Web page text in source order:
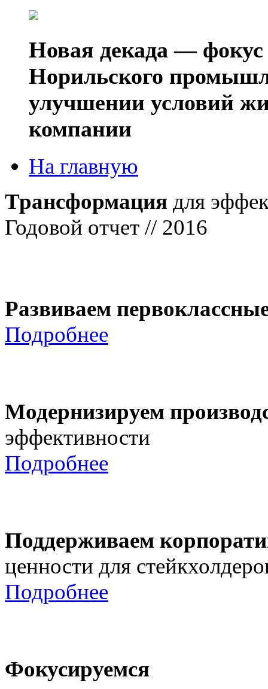
Новая декада — фокус
Норильского
улучшении условий
компании
На главную
Трансформация для
Годовой отчет // 2016
Развиваем
Подробнее
Модернизируем
эффективности
Подробнее
Поддерживаем
ценности для
Подробнее
Фокусируемся